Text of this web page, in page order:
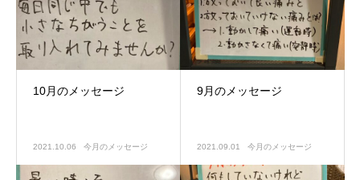
10月のメッセージ
2021.10.06 今月のメッセージ
9月のメッセージ
2021.09.01 今月のメッセージ